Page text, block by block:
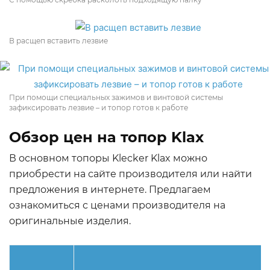
В расщеп вставить лезвие
При помощи специальных зажимов и винтовой системы
зафиксировать лезвие – и топор готов к работе
Обзор цен на топор Klax
В основном топоры Klecker Klax можно
приобрести на сайте производителя или найти
предложения в интернете. Предлагаем
ознакомиться с ценами производителя на
оригинальные изделия.